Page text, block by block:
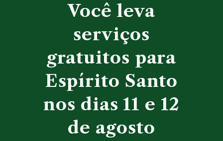
Você leva
serviços
gratuitos para
Espírito Santo
nos dias 11 e 12
de agosto